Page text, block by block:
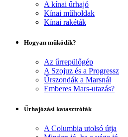
A kínai űrhajó
Kínai műholdak
Kínai rakéták
Hogyan működik?
Az űrrepülőgép
A Szojuz és a Progressz
Űrszondák a Marsnál
Emberes Mars-utazás?
Űrhajózási katasztrófák
A Columbia utolsó útja